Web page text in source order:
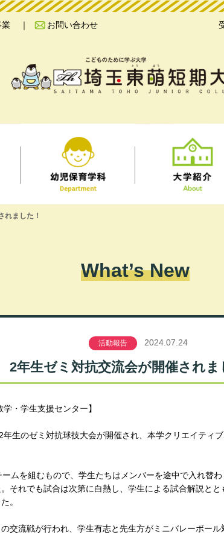
業 お問い合わせ
れました！
What’s New
活動報告 2024.07.24
2年生ゼミ対抗交流会が開催されま
・学生支援センター】
生のゼミ対抗球技大会が開催され、本学クリエイティ
ムを組むもので、学生たちはメンバーを途中で入れ替
それでも試合は次第に白熱し、学生による試合解説と
。
交流戦が行われ、学生有志と先生方がミニバレーボール